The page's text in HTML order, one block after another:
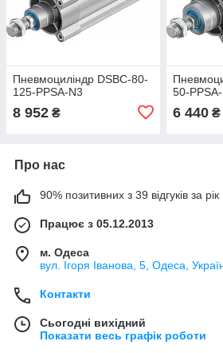
Пневмоциліндр DSBC-80-
125-PPSA-N3
8 952 ₴
50-
6 440₴
Про нас
90% позитивних з 39 відгуків за рік
Працює з 05.12.2013
м. Одеса
вул. Ігоря Іванова, 5, Одеса,
Контакти
Сьогодні вихідний
Показати весь графік роботи